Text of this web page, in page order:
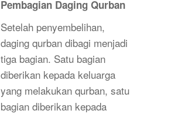
Pembagian Daging Qurban
Setelah penyembelihan,
daging qurban dibagi menjadi
tiga bagian. Satu bagian
diberikan kepada keluarga
yang melakukan qurban, satu
bagian diberikan kepada